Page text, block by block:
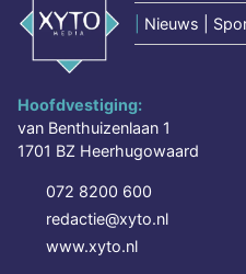
Nieuws |
Hoofdvestiging:
van Benthuizenlaan 1
1701 BZ Heerhugowaard
072 8200 600
redactie@xyto.nl
www.xyto.nl